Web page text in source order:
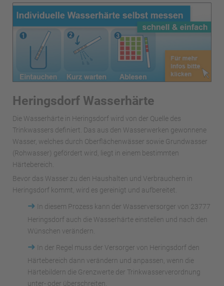
Heringsdorf Wasserhärte
Die Wasserhärte in Heringsdorf wird von der Quelle des
Trinkwassers definiert. Das aus den Wasserwerken gewonnene
Wasser, welches durch Oberflächenwässer sowie Grundwasser
(Rohwasser) gefördert wird, liegt in einem bestimmten
Härtebereich.
Bevor das Wasser zu den Haushalten und Verbrauchern in
Heringsdorf kommt, wird es gereinigt und aufbereitet.
➜
In diesem Prozess kann der Wasserversorger von 23777
Heringsdorf auch die Wasserhärte einstellen und nach den
Wünschen verändern.
➜
In der Regel muss der Versorger von Heringsdorf den
Härtebereich dann verändern und anpassen, wenn die
Härtebildern die Grenzwerte der Trinkwasserverordnung
unter- oder überschreiten.